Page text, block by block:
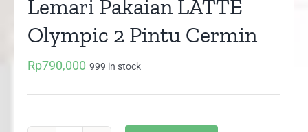
Lemari Pakaian LATTE
Olympic 2 Pintu Cermin
Rp790,000 999 in stock